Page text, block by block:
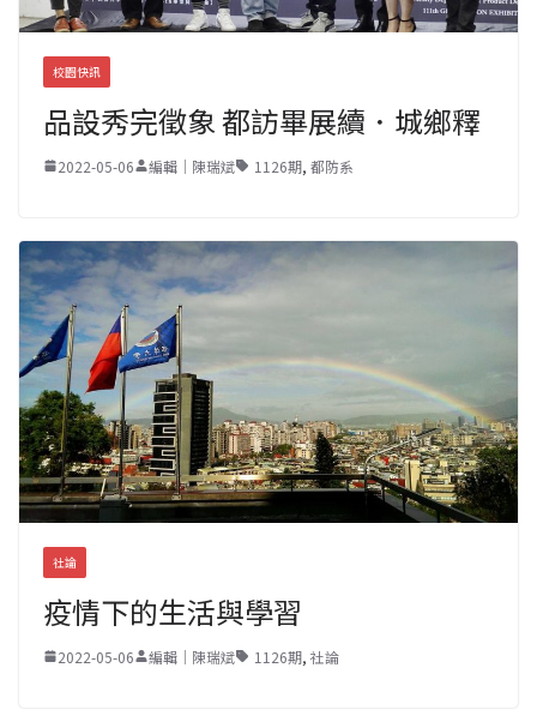
校園快訊
品設秀完徵象 都訪畢展續．城鄉釋
2022-05-06 編輯｜陳瑞斌 1126期, 都防系
社論
疫情下的生活與學習
2022-05-06 編輯｜陳瑞斌 1126期, 社論